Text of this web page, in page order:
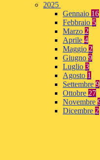
2025
Gennaio 16
Febbraio 5
Marzo 2
Aprile 4
Maggio 2
Giugno 9
Luglio 3
Agosto 1
Settembre 9
Ottobre 27
Novembre
Dicembre 2